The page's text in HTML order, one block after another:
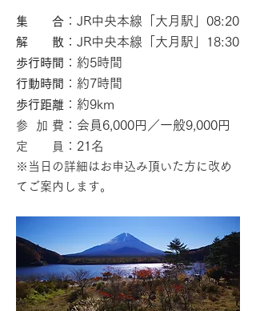
集 合 ：JR中央本線「大月駅」08:20
解 散 ：JR中央本線「大月駅」18:30
歩行時間 ：約5時間
行動時間 ：約7時間
歩行距離 ：約9km
参 加 費 ：会員6,000円／一般9,000円
定 員 ：21名
※当日の詳細はお申込み頂いた 方に改め
てご案内します。